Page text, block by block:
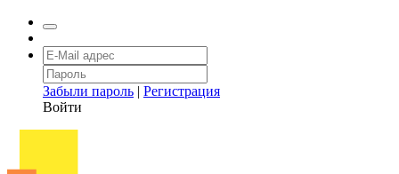
Забыли пароль | Регистрация
Войти